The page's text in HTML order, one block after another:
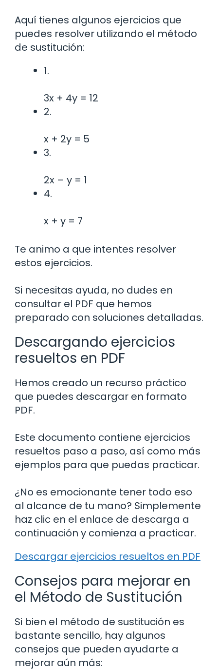
Aquí tienes algunos ejercicios que
puedes resolver utilizando el método
de sustitución:
1.
3x + 4y = 12
2.
x + 2y = 5
3.
2x – y = 1
4.
x + y = 7
Te animo a que intentes resolver
estos ejercicios.
Si necesitas ayuda, no dudes en
consultar el PDF que hemos
preparado con soluciones detalladas.
Descargando ejercicios
resueltos en PDF
Hemos creado un recurso práctico
que puedes descargar en formato
PDF.
Este documento contiene ejercicios
resueltos paso a paso, así como más
ejemplos para que puedas practicar.
¿No es emocionante tener todo eso
al alcance de tu mano? Simplemente
haz clic en el enlace de descarga a
continuación y comienza a practicar.
Descargar ejercicios resueltos en PDF
Consejos para mejorar en
el Método de Sustitución
Si bien el método de sustitución es
bastante sencillo, hay algunos
consejos que pueden ayudarte a
mejorar aún más: